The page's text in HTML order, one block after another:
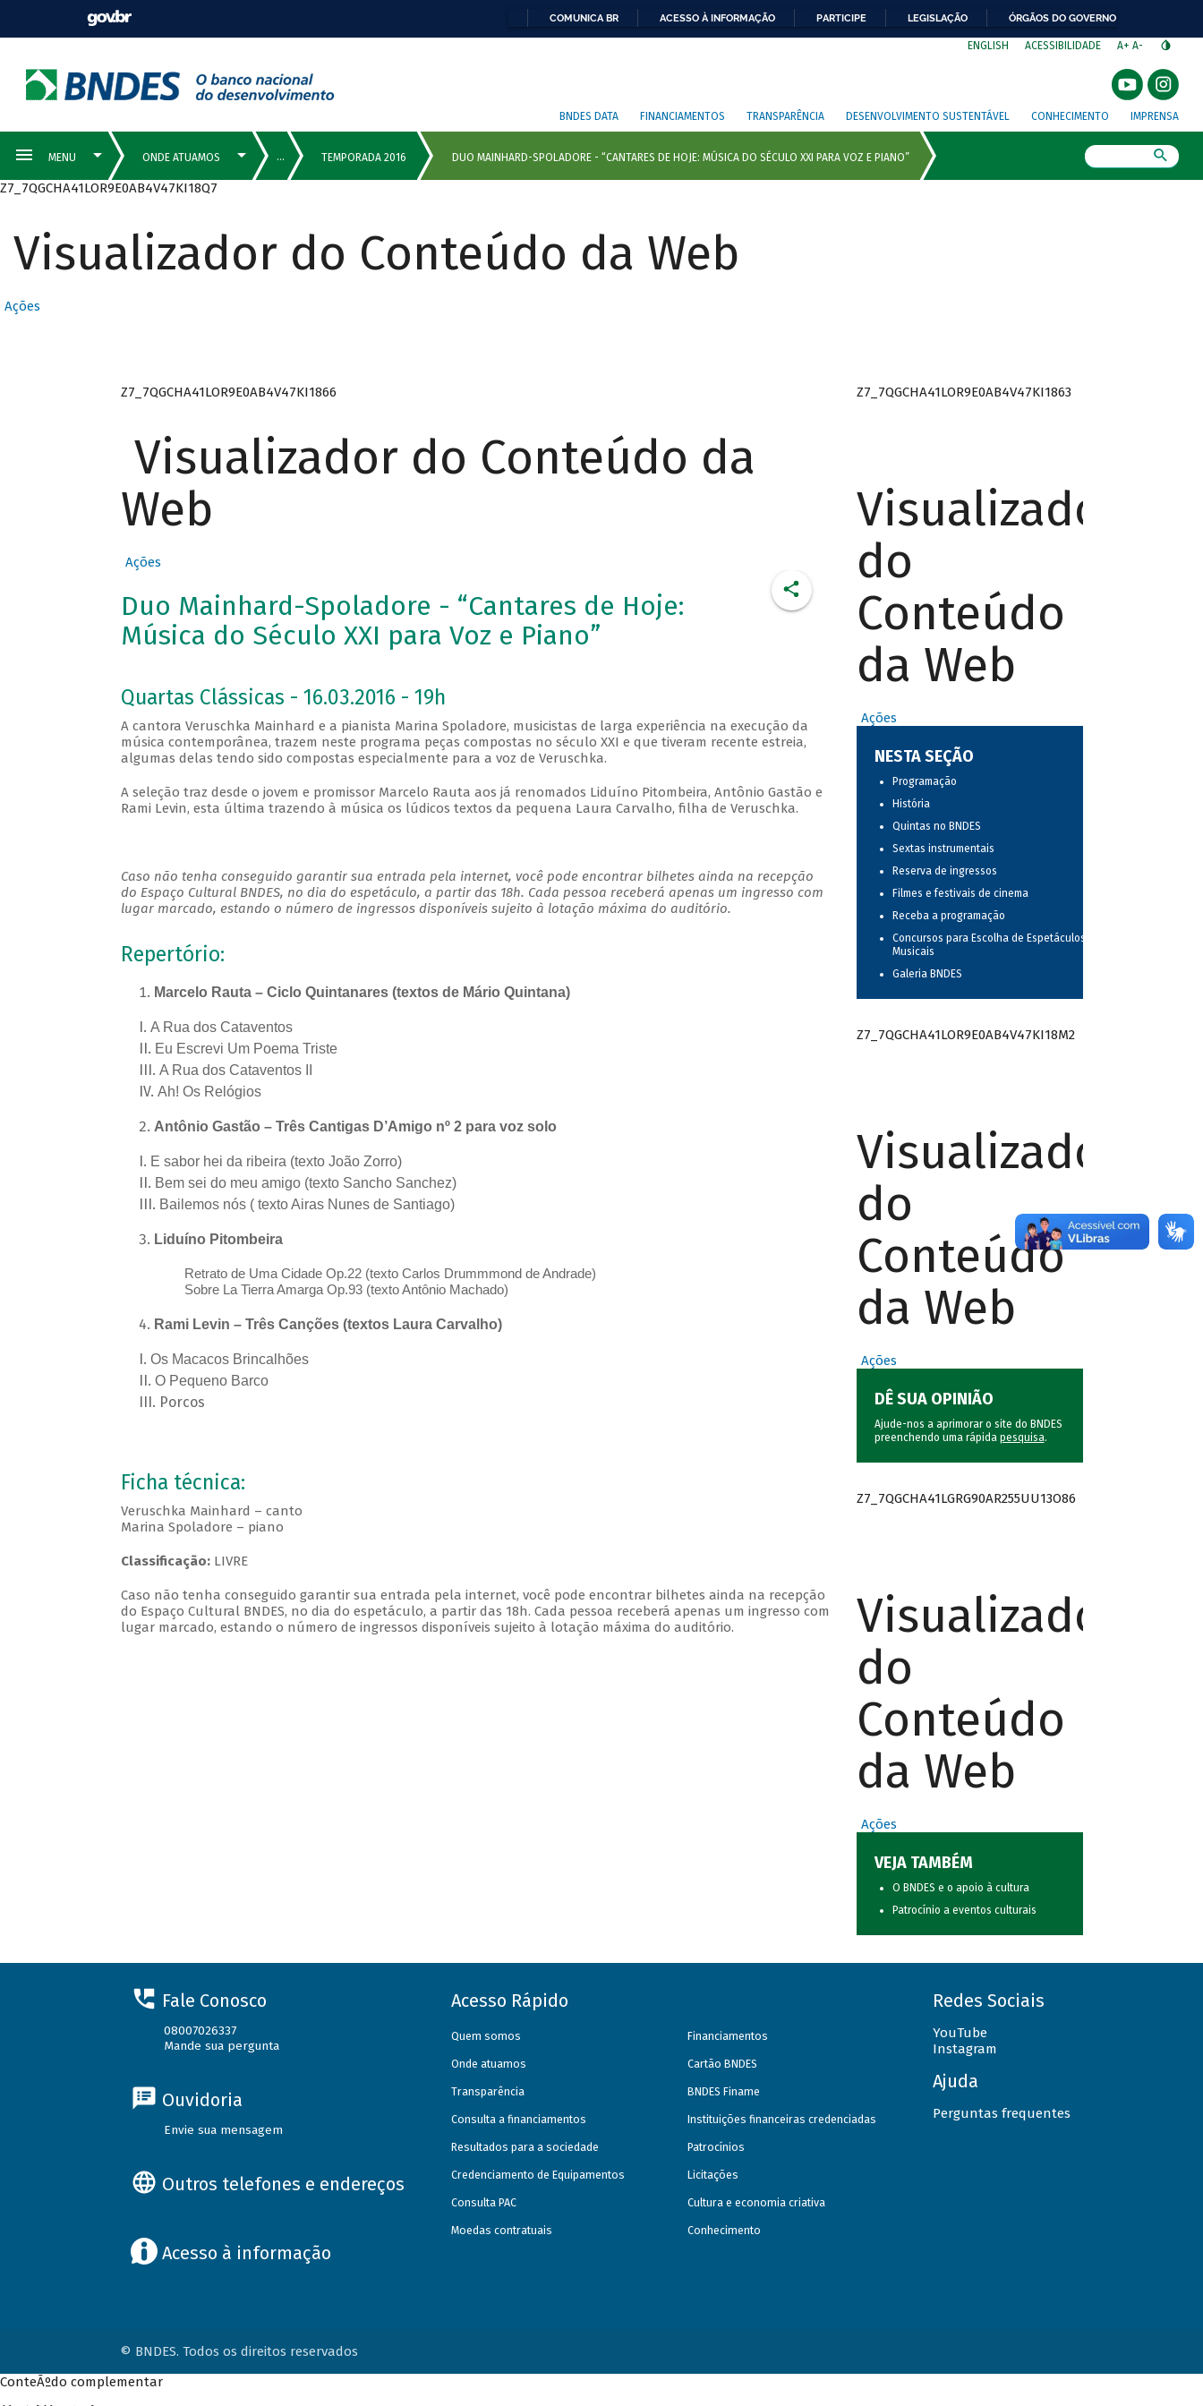
COMUNICA BR ACESSO À INFORMAÇÃO PARTICIPE LEGISLAÇÃO ÓRGÃOS DO GOVERNO
ENGLISH ACESSIBILIDADE A+ A-
BNDES DATA FINANCIAMENTOS TRANSPARÊNCIA DESENVOLVIMENTO SUSTENTÁVEL CONHECIMENTO IMPRENSA
Z7_7QGCHA41LOR9E0AB4V47KI18Q7
Visualizador do Conteúdo da Web
Ações
Z7_7QGCHA41LOR9E0AB4V47KI1866
Visualizador do Conteúdo da
Web
Ações
Duo Mainhard-Spoladore - “Cantares de Hoje:
Música do Século XXI para Voz e Piano”
Quartas Clássicas - 16.03.2016 - 19h
A cantora Veruschka Mainhard e a pianista Marina Spoladore, musicistas de larga experiência na execução da
música contemporânea, trazem neste programa peças compostas no século XXI e que tiveram recente estreia,
algumas delas tendo sido compostas especialmente para a voz de Veruschka.
A seleção traz desde o jovem e promissor Marcelo Rauta aos já renomados Liduíno Pitombeira, Antônio Gastão e
Rami Levin, esta última trazendo à música os lúdicos textos da pequena Laura Carvalho, filha de Veruschka.
Caso não tenha conseguido garantir sua entrada pela internet, você pode encontrar bilhetes ainda na recepção
do Espaço Cultural BNDES, no dia do espetáculo, a partir das 18h. Cada pessoa receberá apenas um ingresso com
lugar marcado, estando o número de ingressos disponíveis sujeito à lotação máxima do auditório.
Repertório:
Marcelo Rauta – Ciclo Quintanares (textos de Mário Quintana)
A Rua dos Cataventos
Eu Escrevi Um Poema Triste
A Rua dos Cataventos II
Ah! Os Relógios
Antônio Gastão – Três Cantigas D’Amigo nº 2 para voz solo
E sabor hei da ribeira (texto João Zorro)
Bem sei do meu amigo (texto Sancho Sanchez)
Bailemos nós ( texto Airas Nunes de Santiago)
Liduíno Pitombeira
Retrato de Uma Cidade Op.22 (texto Carlos Drummmond de Andrade)
Sobre La Tierra Amarga Op.93 (texto Antônio Machado)
Rami Levin – Três Canções (textos Laura Carvalho)
Os Macacos Brincalhões
O Pequeno Barco
Porcos
Ficha técnica:
Veruschka Mainhard – canto
Marina Spoladore – piano
Classificação:LIVRE
Caso não tenha conseguido garantir sua entrada pela internet, você pode encontrar bilhetes ainda na recepção
do Espaço Cultural BNDES, no dia do espetáculo, a partir das 18h. Cada pessoa receberá apenas um ingresso com
lugar marcado, estando o número de ingressos disponíveis sujeito à lotação máxima do auditório.
Z7_7QGCHA41LOR9E0AB4V47KI1863
Visualizador
do
Conteúdo
da Web
Ações
NESTA SEÇÃO
Programação
História
Quintas no BNDES
Sextas instrumentais
Reserva de ingressos
Filmes e festivais de cinema
Receba a programação
Concursos para Escolha de Espetáculos
Musicais
Galeria BNDES
Z7_7QGCHA41LOR9E0AB4V47KI18M2
Visualizador
do
Conteúdo
da Web
Ações
DÊ SUA OPINIÃO
Ajude-nos a aprimorar o site do BNDES
preenchendo uma rápida pesquisa.
Z7_7QGCHA41LGRG90AR255UU13O86
Visualizador
do
Conteúdo
da Web
Ações
VEJA TAMBÉM
O BNDES e o apoio à cultura
Patrocínio a eventos culturais
Fale Conosco
08007026337
Mande sua pergunta
Ouvidoria
Envie sua mensagem
Outros telefones e endereços
Acesso à informação
Acesso Rápido
Quem somos
Onde atuamos
Transparência
Consulta a financiamentos
Resultados para a sociedade
Credenciamento de Equipamentos
Consulta PAC
Moedas contratuais
Financiamentos
Cartão BNDES
BNDES Finame
Instituições financeiras credenciadas
Patrocínios
Licitações
Cultura e economia criativa
Conhecimento
Redes Sociais
YouTube
Instagram
Ajuda
Perguntas frequentes
© BNDES. Todos os direitos reservados
ConteÃºdo complementar